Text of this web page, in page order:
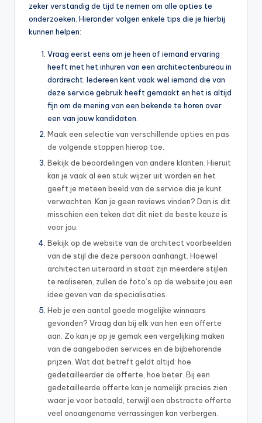
zeker verstandig de tijd te nemen om alle opties te
onderzoeken. Hieronder volgen enkele tips die je hierbij
kunnen helpen:
Vraag eerst eens om je heen of iemand ervaring
heeft met het inhuren van een architectenbureau in
dordrecht. Iedereen kent vaak wel iemand die van
deze service gebruik heeft gemaakt en het is altijd
fijn om de mening van een bekende te horen over
een van jouw kandidaten.
Maak een selectie van verschillende opties en pas
de volgende stappen hierop toe.
Bekijk de beoordelingen van andere klanten. Hieruit
kan je vaak al een stuk wijzer uit worden en het
geeft je meteen beeld van de service die je kunt
verwachten. Kan je geen reviews vinden? Dan is dit
misschien een teken dat dit niet de beste keuze is
voor jou.
Bekijk op de website van de architect voorbeelden
van de stijl die deze persoon aanhangt. Hoewel
architecten uiteraard in staat zijn meerdere stijlen
te realiseren, zullen de foto’s op de website jou een
idee geven van de specialisaties.
Heb je een aantal goede mogelijke winnaars
gevonden? Vraag dan bij elk van hen een offerte
aan. Zo kan je op je gemak een vergelijking maken
van de aangeboden services en de bijbehorende
prijzen. Wat dat betreft geldt altijd: hoe
gedetailleerder de offerte, hoe beter. Bij een
gedetailleerde offerte kan je namelijk precies zien
waar je voor betaald, terwijl een abstracte offerte
veel onaangename verrassingen kan verbergen.